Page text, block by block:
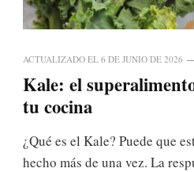
ACTUALIZADO EL 6 DE JUNIO DE 2026
Kale: el
tu cocina
¿Qué es el Kale? Puede que
hecho más de una vez. La